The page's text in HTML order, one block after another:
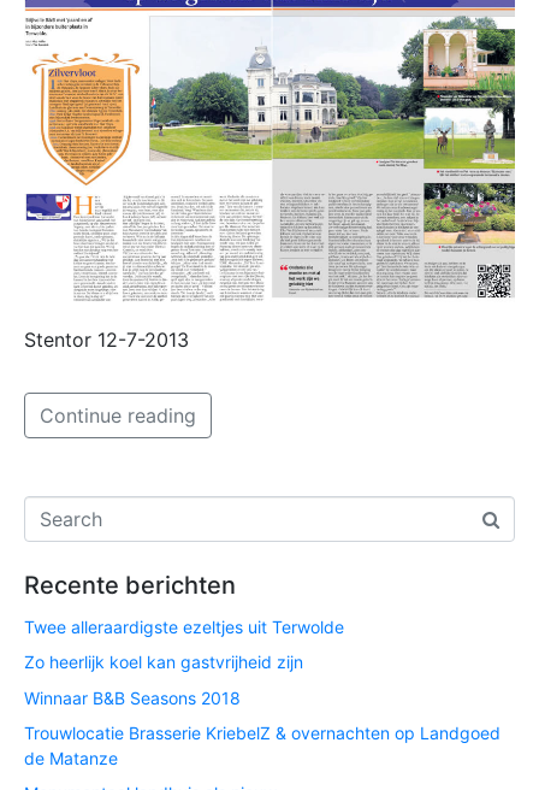
Stentor 12-7-2013
Continue reading
Recente berichten
Twee alleraardigste ezeltjes uit Terwolde
Zo heerlijk koel kan gastvrijheid zijn
Winnaar B&B Seasons 2018
Trouwlocatie Brasserie KriebelZ & overnachten op Landgoed
de Matanze